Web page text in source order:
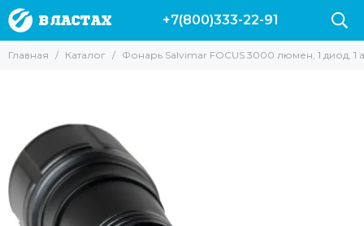
+7(800)333-22-91
Главная Каталог Фонарь Salvimar FOCUS 3000 люмен, 1 диод, 1